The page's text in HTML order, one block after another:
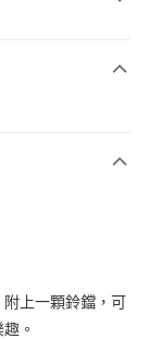
行
上一顆鈴鐺，可
。